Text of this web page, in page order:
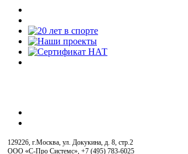
129226, г.Москва, ул. Докукина, д. 8, стр.2
ООО «С-Про Системс», +7 (495) 783-6025